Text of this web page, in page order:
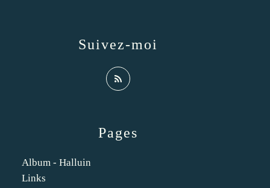
Pages
Album - Halluin
Links
Suivez-moi